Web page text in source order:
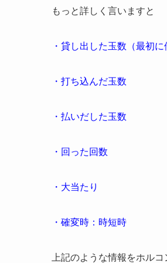
もっと詳しく言いますと
・貸し出した玉数（最初に
・打ち込んだ玉数
・払いだした玉数
・回った回数
・大当たり
・確変時：時短時
上記のような情報をホル